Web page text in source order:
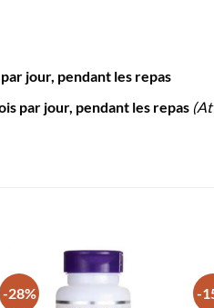
jour, pendant les repas
par jour, pendant les repas
-28% -